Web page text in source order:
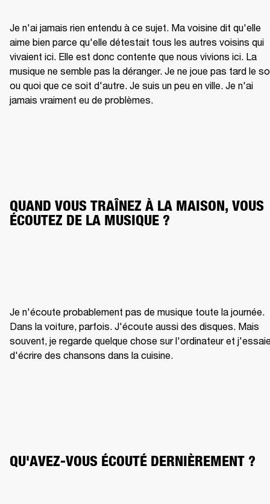
Je n'ai jamais rien entendu à ce sujet. Ma voisine dit qu'elle
aime bien parce qu'elle détestait tous les autres voisins qui
vivaient ici. Elle est donc contente que nous vivions ici. La
musique ne semble pas la déranger. Je ne joue pas tard le
ou quoi que ce soit d'autre. Je suis un peu en ville. Je n'ai
jamais vraiment eu de problèmes.
QUAND VOUS TRAÎNEZ À LA MAISON, VOUS
ÉCOUTEZ DE LA MUSIQUE ?
Je n'écoute probablement pas de musique toute la journée.
Dans la voiture, parfois. J'écoute aussi des disques. Mais
souvent, je regarde quelque chose sur l'ordinateur et
d'écrire des chansons dans la cuisine.
QU'AVEZ-VOUS ÉCOUTÉ DERNIÈREMENT ?